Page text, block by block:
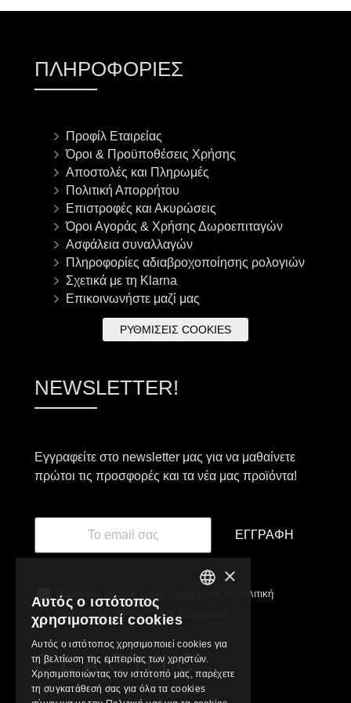
ΠΛΗΡΟΦΟΡΊΕΣ
Προφίλ Εταιρείας
Όροι & Προϋποθέσεις Χρήσης
Αποστολές και Πληρωμές
Πολιτική Απορρήτου
Επιστροφές και Ακυρώσεις
Όροι Αγοράς & Χρήσης Δωροεπιταγών
Ασφάλεια συναλλαγών
Πληροφορίες αδιαβροχοποίησης ρολογιών
Σχετικά με τη Klarna
Επικοινωνήστε μαζί μας
ΡΥΘΜΊΣΕΙΣ COOKIES
NEWSLETTER!
Εγγραφείτε στο newsletter μας για να μαθαίνετε
πρώτοι τις προσφορές και τα νέα μας προϊόντα!
ΕΓΓΡΑΦΉ
Συμφωνώ με τους
και τη πολιτική
προστασίας προσωπικών δεδομένων
×
Αυτός ο ιστότοπος
χρησιμοποιεί cookies
Αυτός ο ιστότοπος χρησιμοποιεί cookies για
τη βελτίωση της εμπειρίας των χρηστών.
Χρησιμοποιώντας τον ιστότοπό μας, παρέχετε
τη συγκατάθεσή σας για όλα τα cookies